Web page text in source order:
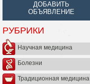
ДОБАВИТЬ
ОБЪЯВЛЕНИЕ
РУБРИКИ
Научная медицина
Болезни
Традиционная медицина